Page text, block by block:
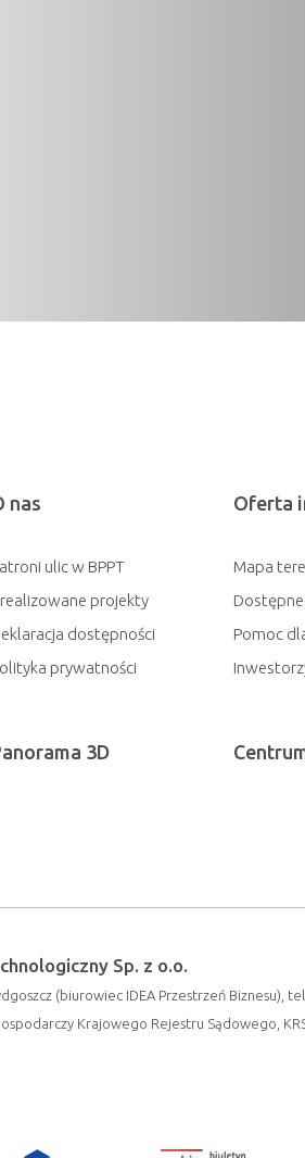
nas
ulic w BPPT
projekty
dostępności
prywatności
Oferta
Mapa
Dostępne
Pomoc
3D
Sp. z o.o.
(biurowiec IDEA Przestrzeń Biznesu),
Krajowego Rejestru Sądowego,